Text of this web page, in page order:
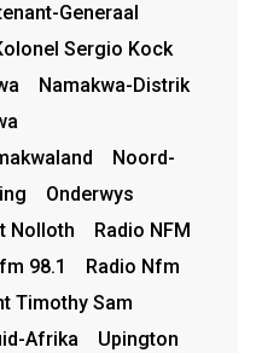
Generaal
Sergio Kock
Namakwa-Distrik
Noord-
Onderwys
Nolloth
Radio NFM
98.1
Radio Nfm
Timothy Sam
Afrika
Upington